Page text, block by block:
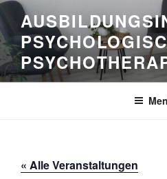
Zum
Inhalt
springen
« Alle Veranstaltungen